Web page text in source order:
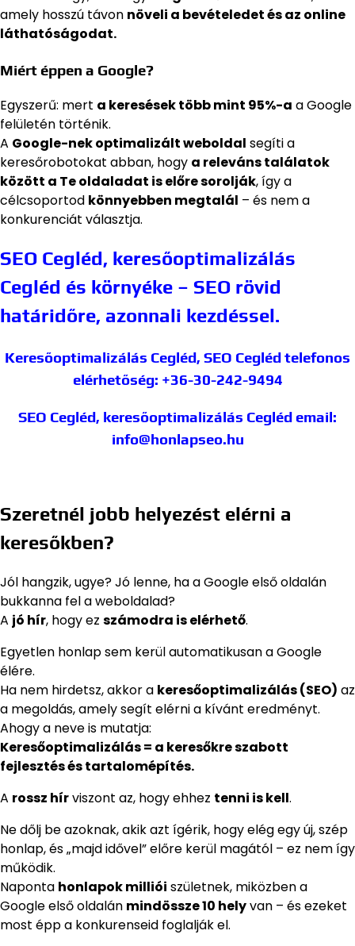
amely hosszú távon növeli a bevételedet és az online
láthatóságodat.
Miért éppen a Google?
Egyszerű: mert a keresések több mint 95%-a a Google
felületén történik.
A Google-nek optimalizált weboldal segíti a
keresőrobotokat abban, hogy a releváns találatok
között a Te oldaladat is előre sorolják, így a
célcsoportod könnyebben megtalál – és nem a
konkurenciát választja.
SEO Cegléd, keresőoptimalizálás
Cegléd és környéke – SEO rövid
határidőre, azonnali kezdéssel.
Keresőoptimalizálás Cegléd, SEO Ceglédtelefonos
elérhetőség: +36-30-242-9494
SEO Cegléd, keresőoptimalizálás Cegléd email:
info@honlapseo.hu
Szeretnél jobb helyezést elérni a
keresőkben?
Jól hangzik, ugye? Jó lenne, ha a Google első oldalán
bukkanna fel a weboldalad?
A jó hír, hogy ez számodra is elérhető.
Egyetlen honlap sem kerül automatikusan a Google
élére.
Ha nem hirdetsz, akkor a keresőoptimalizálás (SEO) az
a megoldás, amely segít elérni a kívánt eredményt.
Ahogy a neve is mutatja:
Keresőoptimalizálás = a keresőkre szabott
fejlesztés és tartalomépítés.
A rossz hírviszont az, hogy ehhez tenni is kell.
Ne dőlj be azoknak, akik azt ígérik, hogy elég egy új, szép
honlap, és „majd idővel” előre kerül magától – ez nem így
működik.
Naponta honlapok milliói születnek, miközben a
Google első oldalán mindössze 10 helyvan – és ezeket
most épp a konkurenseid foglalják el.